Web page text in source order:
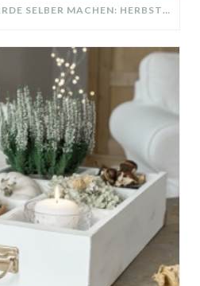
KRANZ AUS WILDEN KARDE SELBER MACHEN: HERBSTDEKO GANZ EINFACH